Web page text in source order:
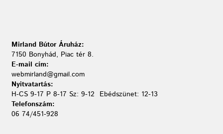
Mirland Bútor Áruház:
7150 Bonyhád, Piac tér 8.
E-mail cím:
webmirland@gmail.com
Nyitvatartás:
H-CS 9-17 P 8-17 Sz: 9-12 Ebédszünet: 12-13
Telefonszám:
06 74/451-928